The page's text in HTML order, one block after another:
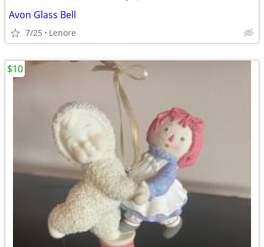
Avon Glass Bell
7/25 Lenore
$10